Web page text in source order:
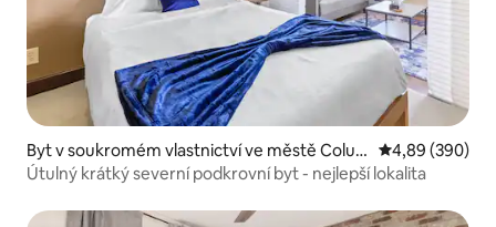
Byt v soukromém vlastnictví ve městě Colu
mbus
Průměrné
4,89 (390)
Útulný krátký severní podkrovní byt - nejlepší lokalita